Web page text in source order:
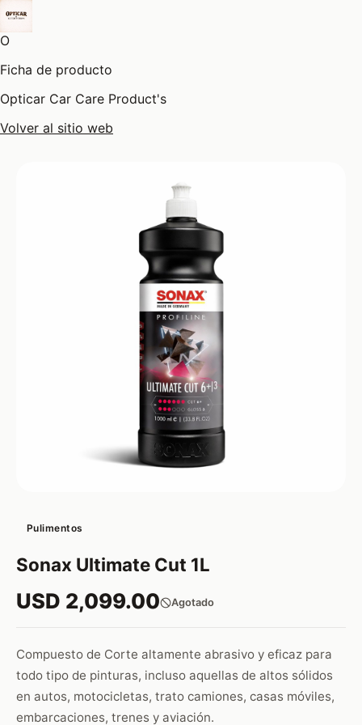
O
Ficha de producto
Opticar Car Care Product's
Volver al sitio web
Pulimentos
Sonax Ultimate Cut 1L
USD 2,099.00 Agotado
Compuesto de Corte altamente abrasivo y eficaz para
todo tipo de pinturas, incluso aquellas de altos sólidos
en autos, motocicletas, trato camiones, casas móviles,
embarcaciones, trenes y aviación.